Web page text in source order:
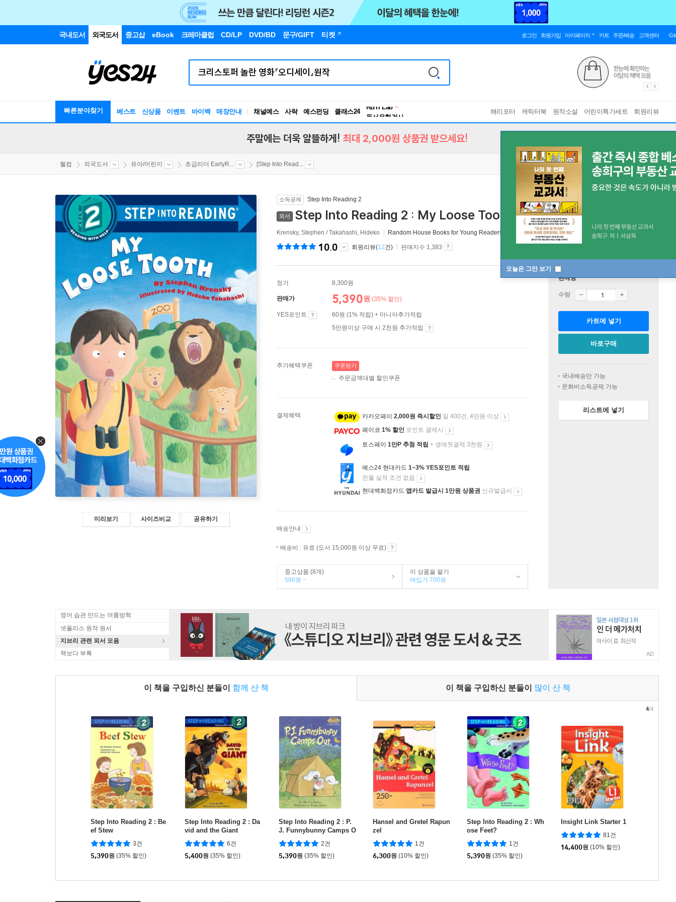
국내도서 외국도서 중고샵 eBook 크레마클럽 CD/LP DVD/BD 문구/GIFT 티켓 로그인 회원가입 마이페이지 카트 주문/배송 고객센터
빠른분야찾기 베스트 신상품 이벤트 바이백 매장안내 채널예스 사락 예스펀딩 클래스24
독서유형검사
해리포터 캐릭터북 원작소설 어린이특가세트 회원리뷰
오늘은 그만 보기
주말에는 더욱 알뜰하게! 최대 2,000원 상품권 받으세요!
웰컴 외국도서 유아/어린이 초급리더 EarlyR... [Step Into Read...
미리보기 사이즈비교 공유하기
소득공제 Step Into Reading 2
외서 Step Into Reading 2 : My Loose Tooth [ Paperback ] 바인딩 & 에디션 안내
Krensky, Stephen / Takahashi, Hideko Random House Books for Young Readers 1999년 01월 01일
10.0 회원리뷰(12건) 판매지수 1,383
정가 8,300원
판매가 5,390원 (35% 할인)
YES포인트
60원 (1% 적립) + 마니아추가적립
5만원이상 구매 시 2천원 추가적립
추가혜택쿠폰 쿠폰받기
주문금액대별 할인쿠폰
결제혜택 카카오페이 2,000원 즉시할인 일 400건, 4만원 이상
페이코 1% 할인 포인트 결제시
토스페이 1만P 추첨 적립 + 생애첫결제 3천원
예스24 현대카드 1~3% YES포인트 적립
전월 실적 조건 없음
현대백화점카드 앱카드 발급시 1만원 상품권 신규발급시
배송안내
배송비 : 유료 (도서 15,000원 이상 무료)
중고상품 (8개)
580원 ~
이 상품을 팔기
매입가 700원
판매중
수량
카트에 넣기
바로구매
국내배송만 가능
문화비소득공제 가능
리스트에 넣기
영어 습관 만드는 여름방학
넷플리스 원작 원서
지브리 관련 외서 모음
책보다 부록
AD
이 책을 구입하신 분들이 함께 산 책 이 책을 구입하신 분들이 많이 산 책
Step Into Reading 2 : Be
ef Stew
3건
5,390원 (35% 할인)
Step Into Reading 2 : Da
vid and the Giant
6건
5,400원 (35% 할인)
Step Into Reading 2 : P.
J. Funnybunny Camps O
ut
2건
5,390원 (35% 할인)
Hansel and Gretel Rapun
zel
1건
6,300원 (10% 할인)
Step Into Reading 2 : Wh
ose Feet?
1건
5,390원 (35% 할인)
Insight Link Starter 1
81건
14,400원 (10% 할인)
4/4